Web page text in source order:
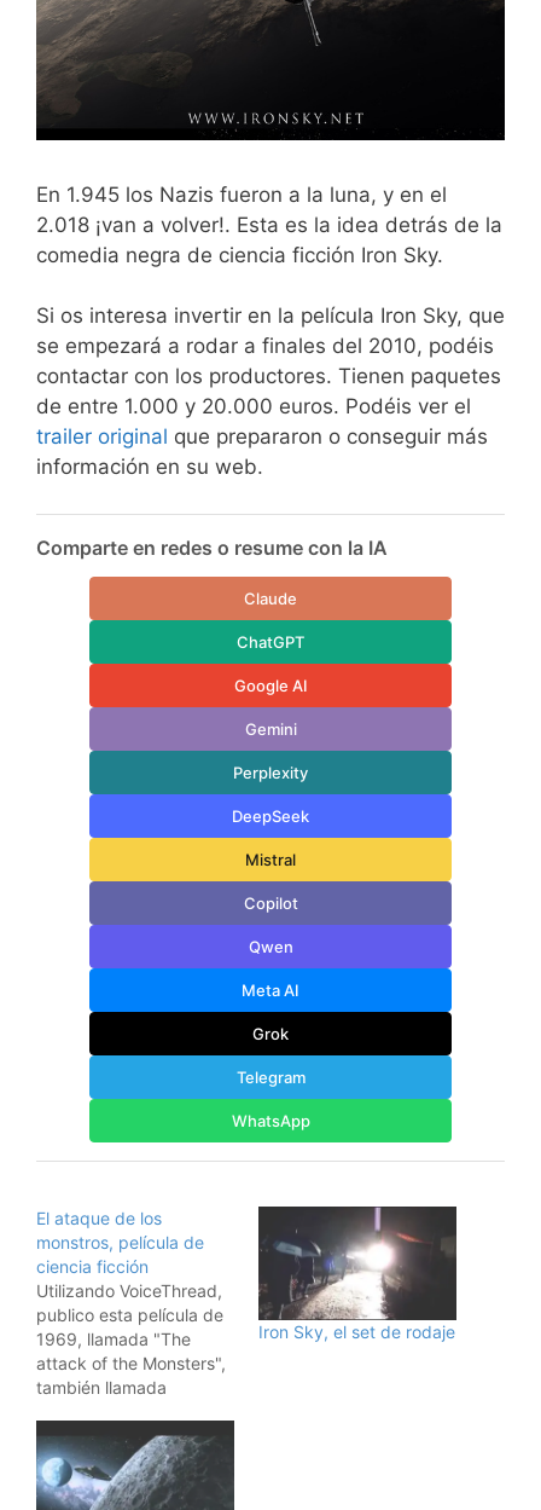
En 1.945 los Nazis fueron a la luna, y en el
2.018 ¡van a volver!. Esta es la idea detrás de la
comedia negra de ciencia ficción Iron Sky.
Si os interesa invertir en la película Iron Sky, que
se empezará a rodar a finales del 2010, podéis
contactar con los productores. Tienen paquetes
de entre 1.000 y 20.000 euros. Podéis ver el
trailer original que prepararon o conseguir más
información en su web.
Comparte en redes o resume con la IA
Claude
ChatGPT
Google AI
Gemini
Perplexity
DeepSeek
Mistral
Copilot
Qwen
Meta AI
Grok
Telegram
WhatsApp
El ataque de los
monstros, película de
ciencia ficción
Utilizando VoiceThread,
publico esta película de
1969, llamada "The
attack of the Monsters",
también llamada
(Gamera tai Daiakaij
Giron)", en el dominio
público. Es una película
Iron Sky, el set de rodaje